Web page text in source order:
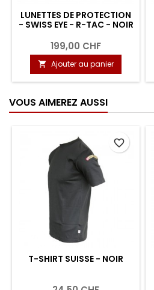
LUNETTES DE PROTECTION
- SWISS EYE - R-TAC - NOIR
199,00 CHF
 Ajouter au panier
VOUS AIMEREZ AUSSI
T-SHIRT SUISSE - NOIR
favorite_border